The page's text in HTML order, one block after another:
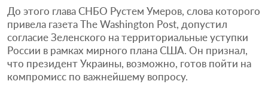
До этого глава СНБО Рустем Умеров, слова которого
привела газета The Washington Post, допустил
согласие Зеленского на территориальные уступки
России в рамках мирного плана США. Он признал,
что президент Украины, возможно, готов пойти на
компромисс по важнейшему вопросу.